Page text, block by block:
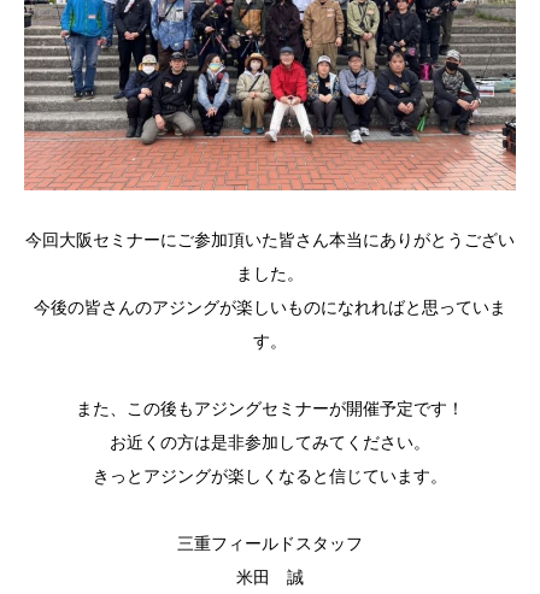
今回大阪セミナーにご参加頂いた皆さん本当にありがとうござい
ま した。
今後の皆さんのアジングが楽しいものになれればと思っていま
す。
また、この後もアジングセミナーが開催予定です！
お近くの方は是非参加してみてください。
きっとアジングが楽しくなると信じています。
三重フィールドスタッフ
米田 誠